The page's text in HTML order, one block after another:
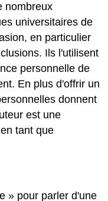
nombreux
universitaires de
en particulier
Ils l'utilisent
personnelle de
En plus d'offrir un
donnent
est une
tant que
» pour parler d'une